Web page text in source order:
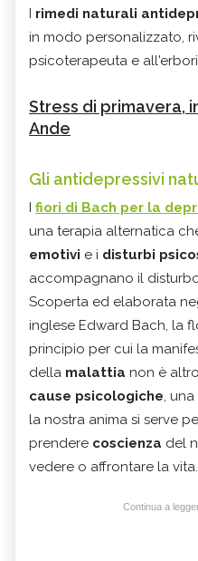
I rimedi naturali
in modo personalizzato,
psicoterapeuta e
Stress di primavera,
Ande
Gli antidepressivi
I fiori di Bach per la
una terapia alternatica
emotivi e i disturbi
accompagnano il
Scoperta ed elaborata
inglese Edward Bach, la
principio per cui la
della malattia non è
cause psicologiche, una
la nostra anima si serve
prendere coscienza del
vedere o affrontare la vita.
Continua a